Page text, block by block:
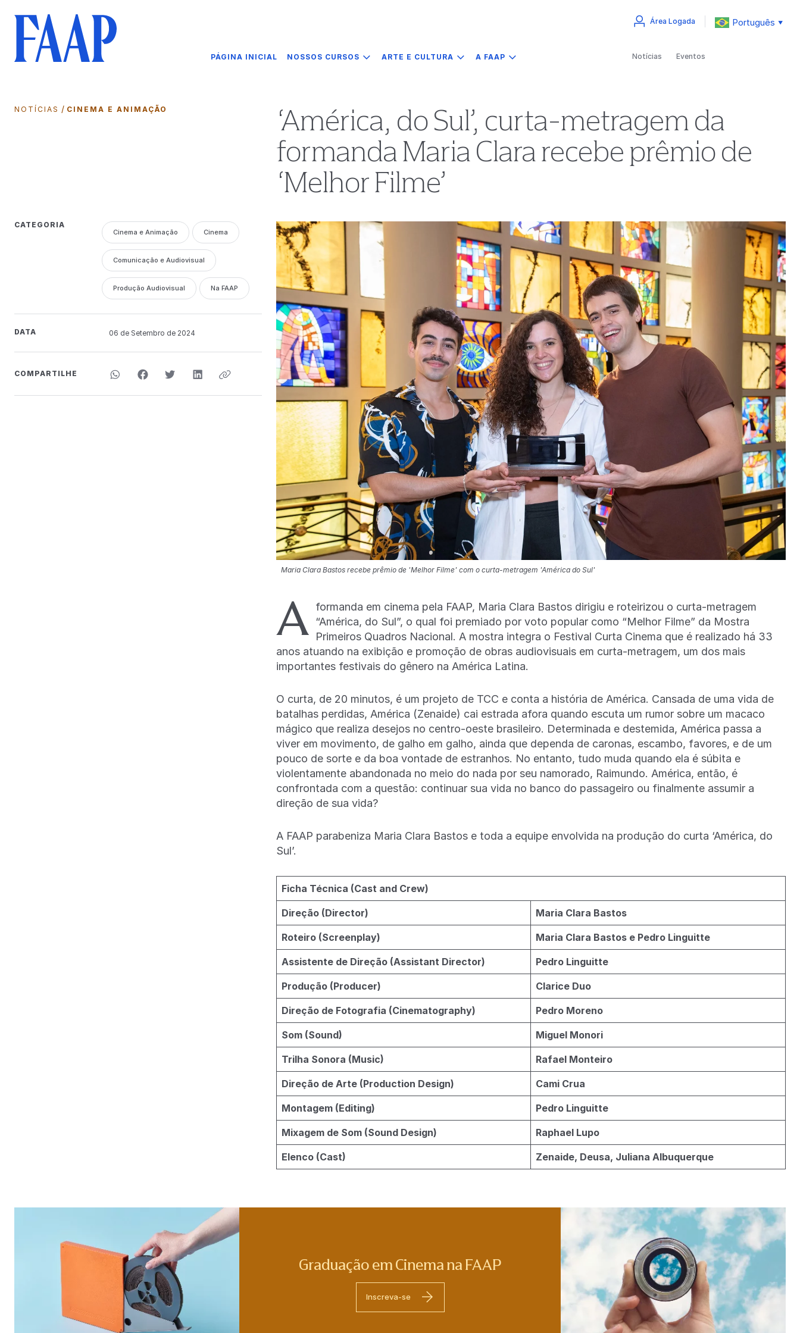
PÁGINA INICIAL NOSSOS CURSOS ARTE E CULTURA A FAAP
Área Logada Português ▼
Notícias Eventos
NOTÍCIAS / CINEMA E ANIMAÇÃO
‘América, do Sul’, curta-metragem da
formanda Maria Clara recebe prêmio de
‘Melhor Filme’
CATEGORIA
Cinema e Animação Cinema
Comunicação e Audiovisual
Produção Audiovisual Na FAAP
DATA 06 de Setembro de 2024
COMPARTILHE
Maria Clara Bastos recebe prêmio de 'Melhor Filme' com o curta-metragem 'América do Sul'
A formanda em cinema pela FAAP, Maria Clara Bastos dirigiu e roteirizou o curta-metragem
“América, do Sul”, o qual foi premiado por voto popular como “Melhor Filme” da Mostra
Primeiros Quadros Nacional. A mostra integra o Festival Curta Cinema que é realizado há 33
anos atuando na exibição e promoção de obras audiovisuais em curta-metragem, um dos mais
importantes festivais do gênero na América Latina.
O curta, de 20 minutos, é um projeto de TCC e conta a história de América. Cansada de uma vida de
batalhas perdidas, América (Zenaide) cai estrada afora quando escuta um rumor sobre um macaco
mágico que realiza desejos no centro-oeste brasileiro. Determinada e destemida, América passa a
viver em movimento, de galho em galho, ainda que dependa de caronas, escambo, favores, e de um
pouco de sorte e da boa vontade de estranhos. No entanto, tudo muda quando ela é súbita e
violentamente abandonada no meio do nada por seu namorado, Raimundo. América, então, é
confrontada com a questão: continuar sua vida no banco do passageiro ou finalmente assumir a
direção de sua vida?
A FAAP parabeniza Maria Clara Bastos e toda a equipe envolvida na produção do curta ‘América, do
Sul’.
Ficha Técnica (Cast and Crew)
Direção (Director) Maria Clara Bastos
Roteiro (Screenplay) Maria Clara Bastos e Pedro Linguitte
Assistente de Direção (Assistant Director) Pedro Linguitte
Produção (Producer) Clarice Duo
Direção de Fotografia (Cinematography) Pedro Moreno
Som (Sound) Miguel Monori
Trilha Sonora (Music) Rafael Monteiro
Direção de Arte (Production Design) Cami Crua
Montagem (Editing) Pedro Linguitte
Mixagem de Som (Sound Design) Raphael Lupo
Elenco (Cast) Zenaide, Deusa, Juliana Albuquerque
Graduação em Cinema na FAAP
Inscreva-se